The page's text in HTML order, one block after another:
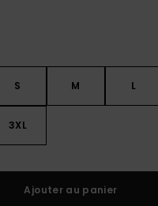
S M L
3XL
Ajouter au panier